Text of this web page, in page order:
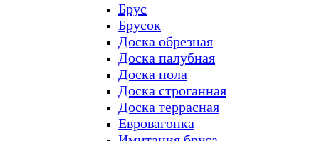
Брус
Брусок
Доска обрезная
Доска палубная
Доска пола
Доска строганная
Доска террасная
Евровагонка